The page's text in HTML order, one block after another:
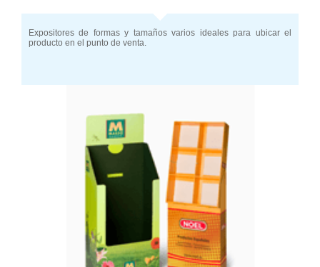
Expositores de formas y tamaños varios ideales para ubicar el
producto en el punto de venta.